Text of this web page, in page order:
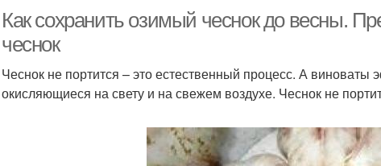
Как сохранить озимый чеснок до весны.
чеснок
Чеснок не портится – это естественный процесс. А
окисляющиеся на свету и на свежем воздухе. Чеснок не